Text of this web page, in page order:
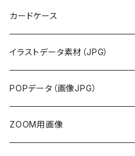
カードケース
イラストデータ素材（JPG）
POPデータ（画像JPG）
ZOOM用画像